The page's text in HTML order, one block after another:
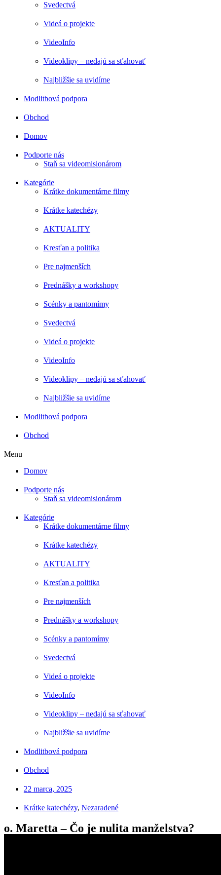
Svedectvá
Videá o projekte
VideoInfo
Videoklipy – nedajú sa sťahovať
Najbližšie sa uvidíme
Modlitbová podpora
Obchod
Domov
Podporte nás
Staň sa videomisionárom
Kategórie
Krátke dokumentárne filmy
Krátke katechézy
AKTUALITY
Kresťan a politika
Pre najmenších
Prednášky a workshopy
Scénky a pantomímy
Svedectvá
Videá o projekte
VideoInfo
Videoklipy – nedajú sa sťahovať
Najbližšie sa uvidíme
Modlitbová podpora
Obchod
Menu
Domov
Podporte nás
Staň sa videomisionárom
Kategórie
Krátke dokumentárne filmy
Krátke katechézy
AKTUALITY
Kresťan a politika
Pre najmenších
Prednášky a workshopy
Scénky a pantomímy
Svedectvá
Videá o projekte
VideoInfo
Videoklipy – nedajú sa sťahovať
Najbližšie sa uvidíme
Modlitbová podpora
Obchod
22 marca, 2025
Krátke katechézy, Nezaradené
o. Maretta – Čo je nulita manželstva?